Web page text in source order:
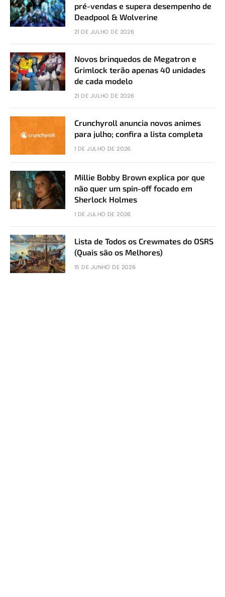
pré-vendas e supera desempenho de
Deadpool & Wolverine
21 DE JULHO DE 2026
Novos brinquedos de Megatron e
Grimlock terão apenas 40 unidades
de cada modelo
21 DE JULHO DE 2026
Crunchyroll anuncia novos animes
para julho; confira a lista completa
1 DE JULHO DE 2026
Millie Bobby Brown explica por que
não quer um spin-off focado em
Sherlock Holmes
1 DE JULHO DE 2026
Lista de Todos os Crewmates do OSRS
(Quais são os Melhores)
15 DE JUNHO DE 2026